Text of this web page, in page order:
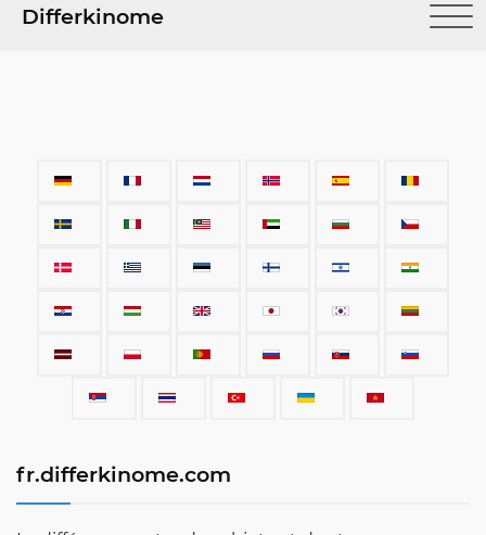
Differkinome
fr.differkinome.com